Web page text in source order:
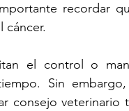
recordar
cáncer.
el control o
Sin
consejo veterinario